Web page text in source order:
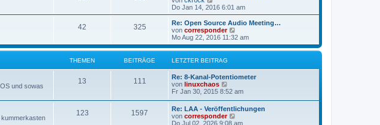
g
e
t
r
a
g
t
e
B
e
t
r
a
g
e
u
e
s
t
r
B
e
i
t
r
a
g
Do Jan 14, 2016 6:01 am
42 325
Re: Open Source Audio Meeting…
von corresponder
e
u
e
r
e
i
t
a
Mo Aug 22, 2016 11:32 am
THEMEN BEITRÄGE LETZTER BEITRAG
und sowas
13 111
Re: 8-Kanal-Potentiometer
von linuxchaos
e
s
t
Fr Jan 30, 2015 8:52 am
123 1597
Re: LAA - Veröffentlichungen
von corresponder
e
Do Jul 02, 2026 9:08 am